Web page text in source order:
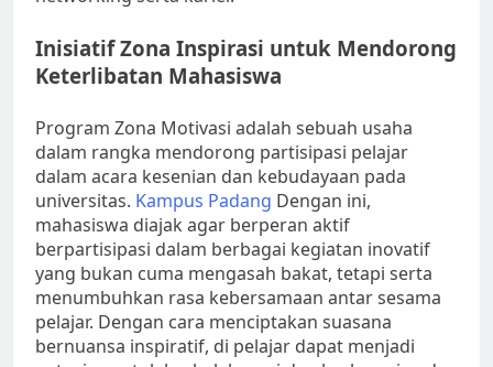
Inisiatif Zona Inspirasi untuk Mendorong
Keterlibatan Mahasiswa
Program Zona Motivasi adalah sebuah usaha
dalam rangka mendorong partisipasi pelajar
dalam acara kesenian dan kebudayaan pada
universitas. Kampus Padang Dengan ini,
mahasiswa diajak agar berperan aktif
berpartisipasi dalam berbagai kegiatan inovatif
yang bukan cuma mengasah bakat, tetapi serta
menumbuhkan rasa kebersamaan antar sesama
pelajar. Dengan cara menciptakan suasana
bernuansa inspiratif, di pelajar dapat menjadi